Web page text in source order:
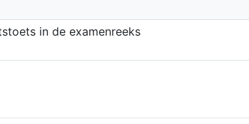
in de examenreeks